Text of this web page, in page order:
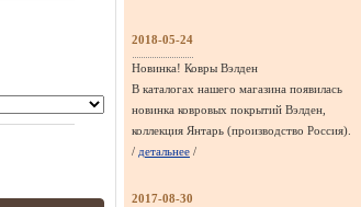
2018-05-24
Новинка! Ковры Вэлден
В каталогах нашего магазина появилась
новинка ковровых покрытий Вэлден,
коллекция Янтарь (производство Россия).
/ детальнее /
2017-08-30